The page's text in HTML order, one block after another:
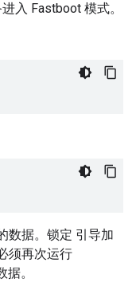
入 Fastboot 模式。
数据。锁定 引导加
须再次运行
据。